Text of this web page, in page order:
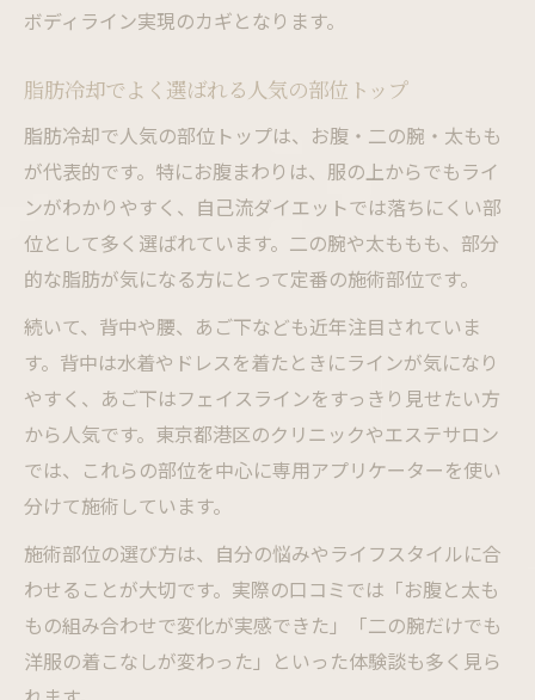
ボディライン実現のカギとなります。
脂肪冷却でよく選ばれる人気の部位トップ
脂肪冷却で人気の部位トップは、お腹・二の腕・太もも
が代表的です。特にお腹まわりは、服の上からでもライ
ンがわかりやすく、自己流ダイエットでは落ちにくい部
位として多く選ばれています。二の腕や太ももも、部分
的な脂肪が気になる方にとって定番の施術部位です。
続いて、背中や腰、あご下なども近年注目されていま
す。背中は水着やドレスを着たときにラインが気になり
やすく、あご下はフェイスラインをすっきり見せたい方
から人気です。東京都港区のクリニックやエステサロン
では、これらの部位を中心に専用アプリケーターを使い
分けて施術しています。
施術部位の選び方は、自分の悩みやライフスタイルに合
わせることが大切です。実際の口コミでは「お腹と太も
もの組み合わせで変化が実感できた」「二の腕だけでも
洋服の着こなしが変わった」といった体験談も多く見ら